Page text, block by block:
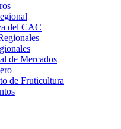
del CAC
de Mercados
de Fruticultura